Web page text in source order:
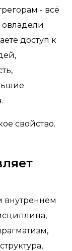
- всё
овладели
доступ к
свойство.
внутреннем